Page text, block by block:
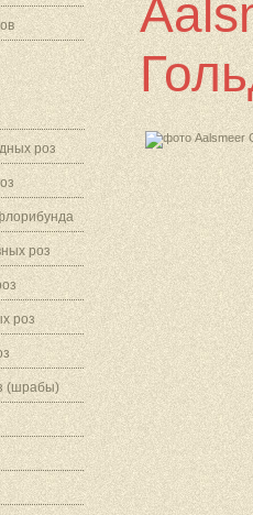
роз
роз
роз
(шрабы)